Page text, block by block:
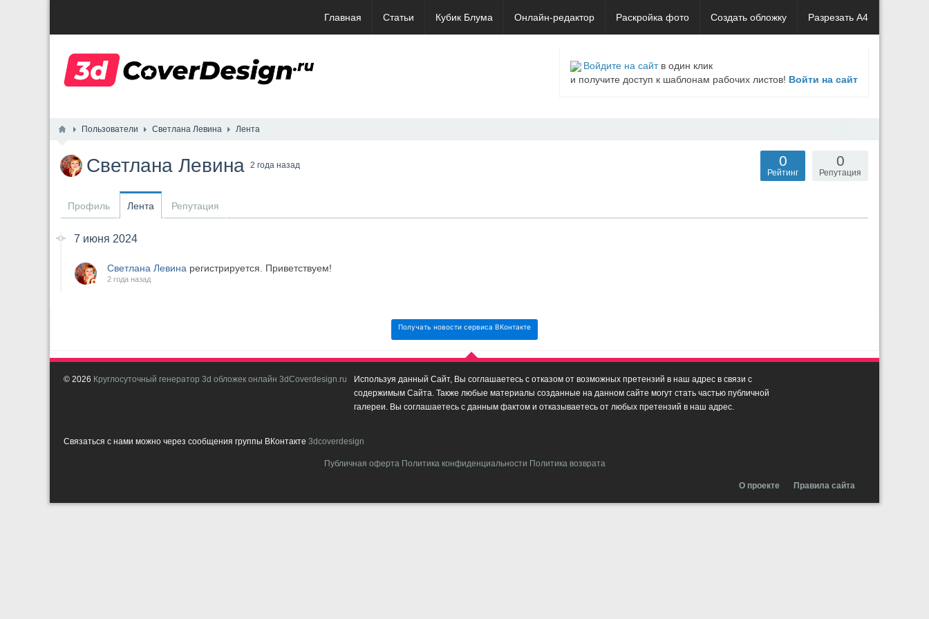
Главная Статьи Кубик Блума Онлайн-редактор Раскройка фото Создать обложку Разрезать А4
Войдите на сайтв один клик
и получите доступ к шаблонам рабочих листов! Войти на сайт
Пользователи Светлана Левина Лента
Светлана Левина 2 года назад 0
Репутация
0
Рейтинг
Профиль Лента Репутация
7 июня 2024
Светлана Левина регистрируется. Приветствуем!
2 года назад
Получать новости сервиса ВКонтакте
© 2026 Круглосуточный генератор 3d обложек онлайн 3dCoverdesign.ru
Используя данный Сайт, Вы соглашаетесь с отказом от возможных претензий в наш адрес в связи с
содержимым Сайта. Также любые материалы созданные на данном сайте могут стать частью публичной
галереи. Вы соглашаетесь с данным фактом и отказываетесь от любых претензий в наш адрес.
Связаться с нами можно через сообщения группы ВКонтакте 3dcoverdesign
Публичная оферта Политика конфиденциальности Политика возврата
О проекте Правила сайта